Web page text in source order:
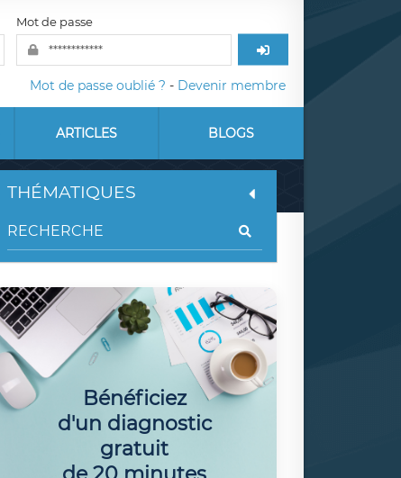
Mot de passe
Mot de passe oublié ? - Devenir membre
ARTICLES BLOGS
THÉMATIQUES
Bénéficiez
d'un diagnostic
gratuit